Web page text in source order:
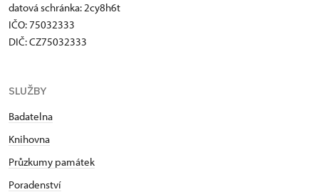
datová schránka: 2cy8h6t​
IČO: 75032333
DIČ: CZ75032333
SLUŽBY
Badatelna
Knihovna
Průzkumy památek
Poradenství